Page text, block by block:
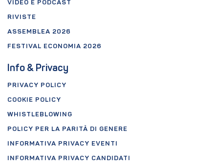
VIDEO E PODCAST
RIVISTE
ASSEMBLEA 2026
FESTIVAL ECONOMIA 2026
Info & Privacy
PRIVACY POLICY
COOKIE POLICY
WHISTLEBLOWING
POLICY PER LA PARITÀ DI GENERE
INFORMATIVA PRIVACY EVENTI
INFORMATIVA PRIVACY CANDIDATI